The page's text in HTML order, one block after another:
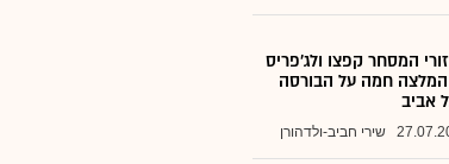
המסחר קפצו ולג'פריס
חמה על הבורסה
אביב
שירי חביב-ולדהורן